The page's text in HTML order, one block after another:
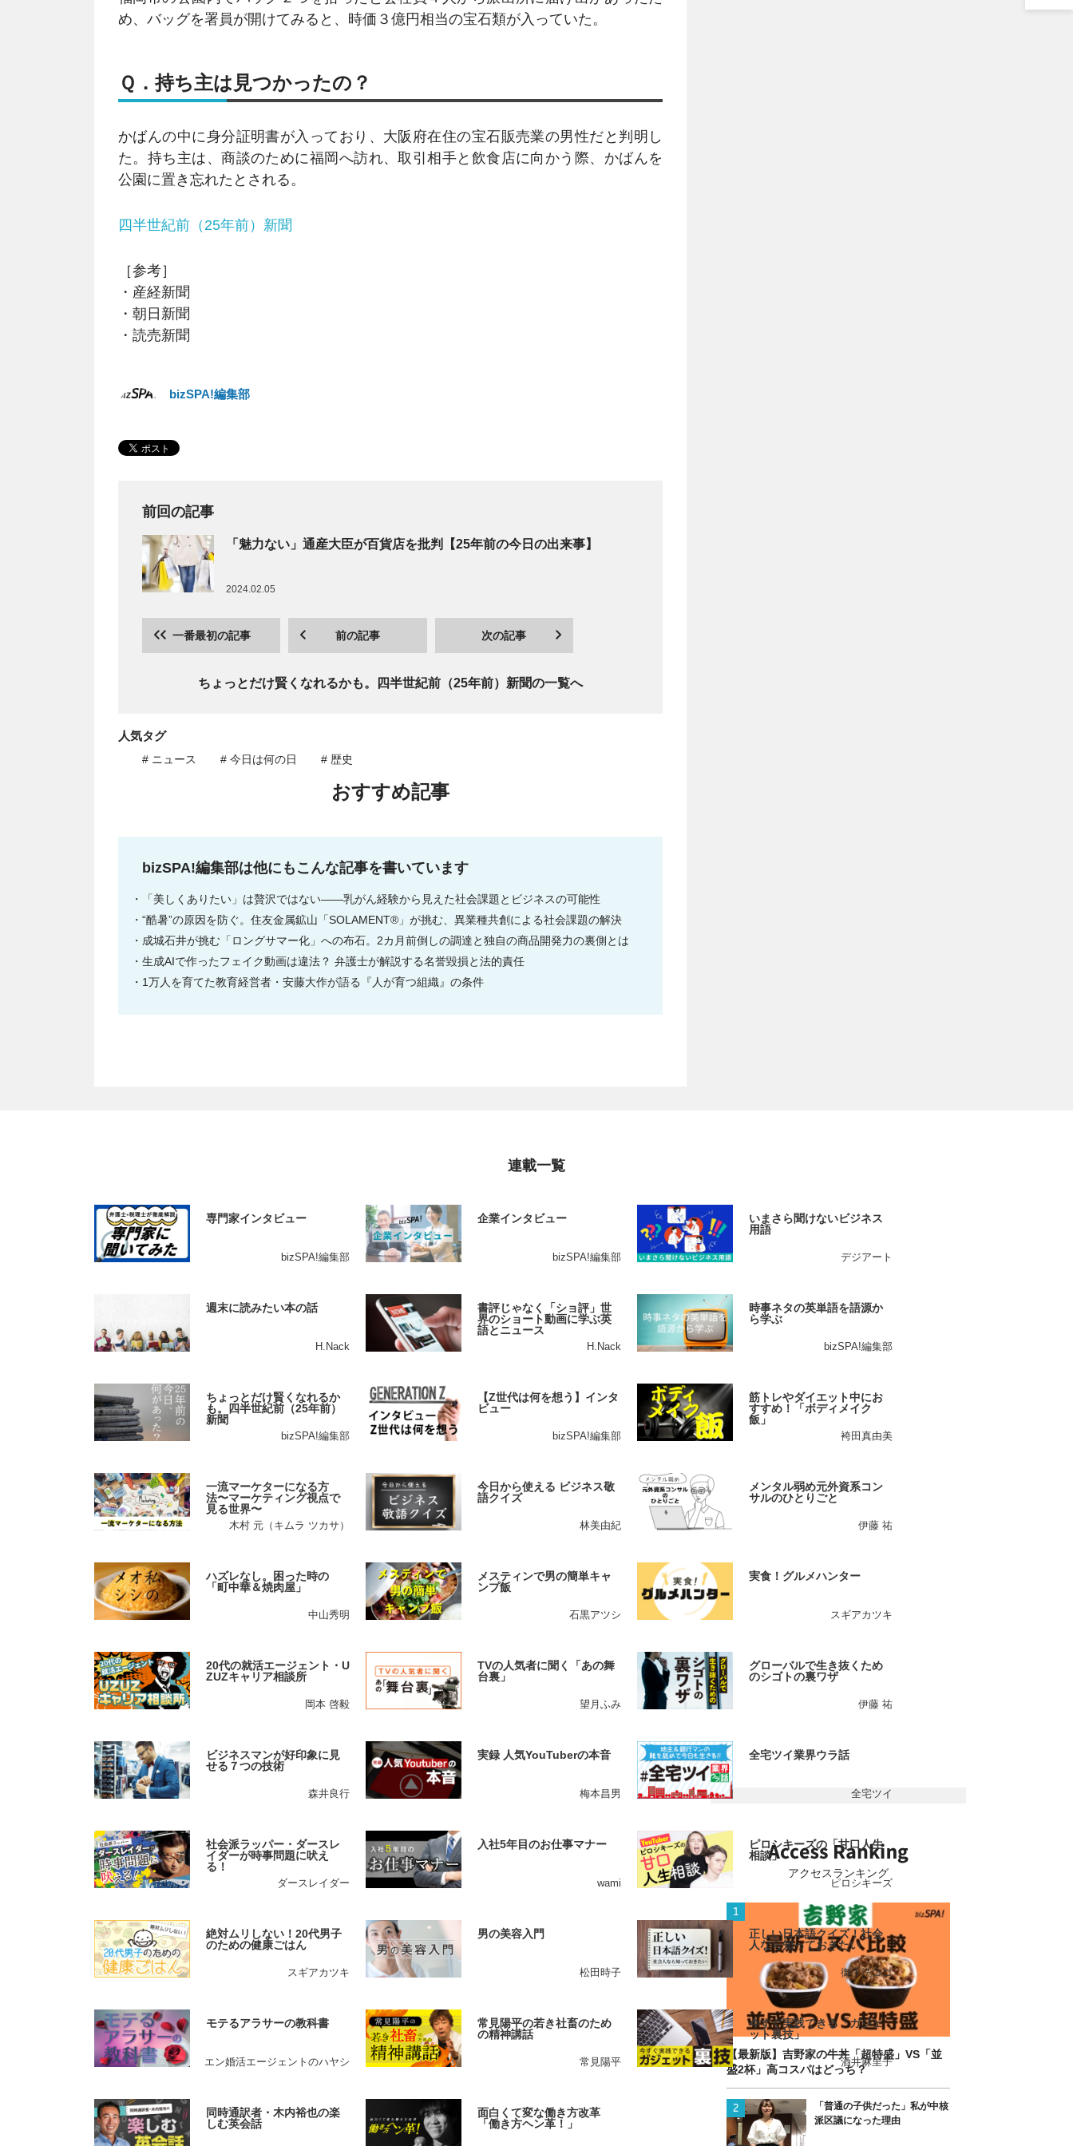
め、バッグを署員が開けてみると、時価３億円相当の宝石類が入っていた。
Ｑ．持ち主は見つかったの？
かばんの中に身分証明書が入っており、大阪府在住の宝石販売業の男性だと判明し
た。持ち主は、商談のために福岡へ訪れ、取引相手と飲食店に向かう際、かばんを
公園に置き忘れたとされる。
四半世紀前（25年前）新聞
［参考］
・産経新聞
・朝日新聞
・読売新聞
bizSPA!編集部
前回の記事
「魅力ない」通産大臣が百貨店を批判【25年前の今日の出来事】
2024.02.05
一番最初の記事 前の記事 次の記事
ちょっとだけ賢くなれるかも。四半世紀前（25年前）新聞の一覧へ
人気タグ
# ニュース # 今日は何の日 # 歴史
おすすめ記事
bizSPA!編集部は他にもこんな記事を書いています
「美しくありたい」は贅沢ではない――乳がん経験から見えた社会課題とビジネスの可能性
“酷暑”の原因を防ぐ。住友金属鉱山「SOLAMENT®」が挑む、異業種共創による社会課題の解決
成城石井が挑む「ロングサマー化」への布石。2カ月前倒しの調達と独自の商品開発力の裏側とは
生成AIで作ったフェイク動画は違法？ 弁護士が解説する名誉毀損と法的責任
1万人を育てた教育経営者・安藤大作が語る『人が育つ組織』の条件
アクセスランキング
【最新版】吉野家の牛丼「超特盛」VS「並
盛2杯」高コスパはどっち？
「普通の子供だった」私が中核
派区議になった理由
連載一覧
専門家インタビュー
bizSPA!編集部
企業インタビュー
bizSPA!編集部
いまさら聞けないビジネス
用語
デジアート
週末に読みたい本の話
H.Nack
書評じゃなく「ショ評」世
界のショート動画に学ぶ英
語とニュース
H.Nack
時事ネタの英単語を語源か
ら学ぶ
bizSPA!編集部
ちょっとだけ賢くなれるか
も。四半世紀前（25年前）
新聞
bizSPA!編集部
【Z世代は何を想う】インタ
ビュー
bizSPA!編集部
筋トレやダイエット中にお
すすめ！「ボディメイク
飯」
袴田真由美
一流マーケターになる方
法〜マーケティング視点で
見る世界〜
木村 元（キムラ ツカサ）
今日から使える ビジネス敬
語クイズ
林美由紀
メンタル弱め元外資系コン
サルのひとりごと
伊藤 祐
ハズレなし。困った時の
「町中華＆焼肉屋」
中山秀明
メスティンで男の簡単キャ
ンプ飯
石黒アツシ
実食！グルメハンター
スギアカツキ
20代の就活エージェント・U
ZUZキャリア相談所
岡本 啓毅
TVの人気者に聞く「あの舞
台裏」
望月ふみ
グローバルで生き抜くため
のシゴトの裏ワザ
伊藤 祐
ビジネスマンが好印象に見
せる７つの技術
森井良行
実録 人気YouTuberの本音
梅本昌男
全宅ツイ業界ウラ話
全宅ツイ
社会派ラッパー・ダースレ
イダーが時事問題に吠え
る！
ダースレイダー
入社5年目のお仕事マナー
wami
ピロシキーズの「甘口人生
相談」
ピロシキーズ
絶対ムリしない！20代男子
のための健康ごはん
スギアカツキ
男の美容入門
松田時子
正しい日本語クイズ！社会
人なら知っておきたい
御手洗ココ
モテるアラサーの教科書
エン婚活エージェントのハヤシ
常見陽平の若き社畜のため
の精神講話
常見陽平
今すぐ実践できる「ガジェ
ット裏技」
酒井麻里子
同時通訳者・木内裕也の楽
しむ英会話
面白くて変な働き方改革
「働き方ヘン革！」